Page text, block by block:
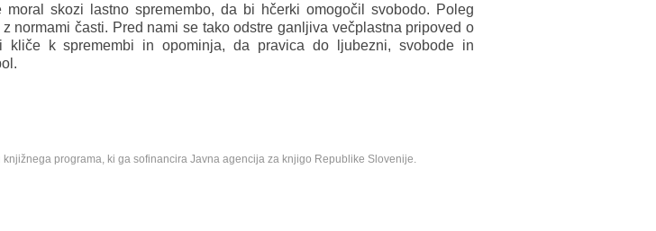
skozi lastno spremembo, da bi hčerki omogočil svobodo. Poleg
normami časti. Pred nami se tako odstre ganljiva večplastna pripoved o
kliče k spremembi in opominja, da pravica do ljubezni, svobode in
knjižnega programa, ki ga sofinancira Javna agencija za knjigo Republike Slovenije.